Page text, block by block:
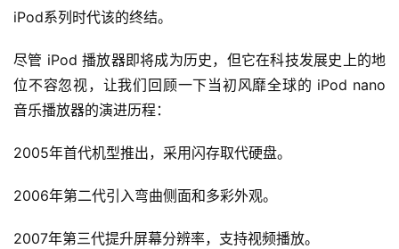
iPod系列时代该的终结。
尽管 iPod 播放器即将成为历史，但它在科技发展史上的地
位不容忽视，让我们回顾一下当初风靡全球的 iPod nano
音乐播放器的演进历程：
2005年首代机型推出，采用闪存取代硬盘。
2006年第二代引入弯曲侧面和多彩外观。
2007年第三代提升屏幕分辨率，支持视频播放。